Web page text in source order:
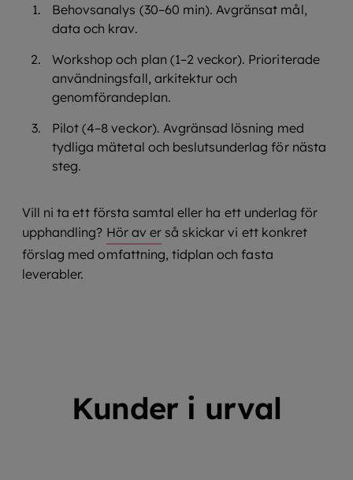
Behovsanalys (30–60 min). Avgränsat mål,
data och krav.
Workshop och plan (1–2 veckor). Prioriterade
användningsfall, arkitektur och
genomförandeplan.
Pilot (4–8 veckor). Avgränsad lösning med
tydliga mätetal och beslutsunderlag för nästa
steg.
Vill ni ta ett första samtal eller ha ett underlag för
upphandling? Hör av erså skickar vi ett konkret
förslag med omfattning, tidplan och fasta
leverabler.
Kunder i urval